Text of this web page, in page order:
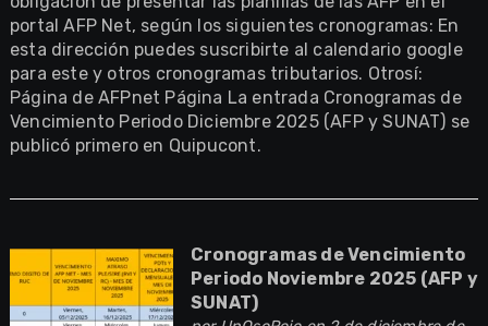
portal AFP Net, según los siguientes cronogramas: En
esta dirección puedes suscribirte al calendario google
para este y otros cronogramas tributarios. Otrosí:
Página de AFPnet Página La entrada Cronogramas de
Vencimiento Periodo Diciembre 2025 (AFP y SUNAT) se
publicó primero en Quipucont.
Cronogramas de Vencimiento
Periodo Noviembre 2025 (AFP y
SUNAT)